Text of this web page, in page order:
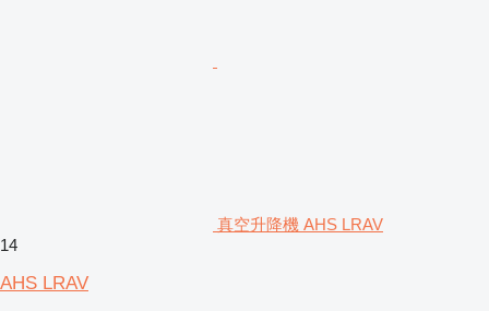
真空升降機 AHS LRAV
14
AHS LRAV